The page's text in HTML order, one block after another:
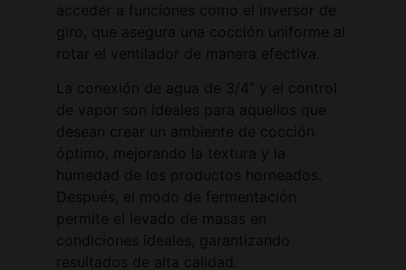
acceder a funciones como el inversor de
giro, que asegura una cocción uniforme al
rotar el ventilador de manera efectiva.
La conexión de agua de 3/4” y el control
de vapor son ideales para aquellos que
desean crear un ambiente de cocción
óptimo, mejorando la textura y la
humedad de los productos horneados.
Después, el modo de fermentación
permite el levado de masas en
condiciones ideales, garantizando
resultados de alta calidad.